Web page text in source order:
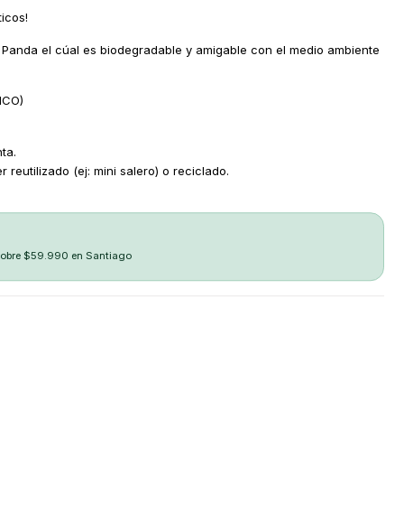
el cúal es biodegradable y amigable con el medio ambiente
reutilizado (ej: mini salero) o reciclado.
$59.990 en Santiago